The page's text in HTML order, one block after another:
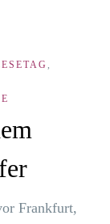
,
Frank­furt,